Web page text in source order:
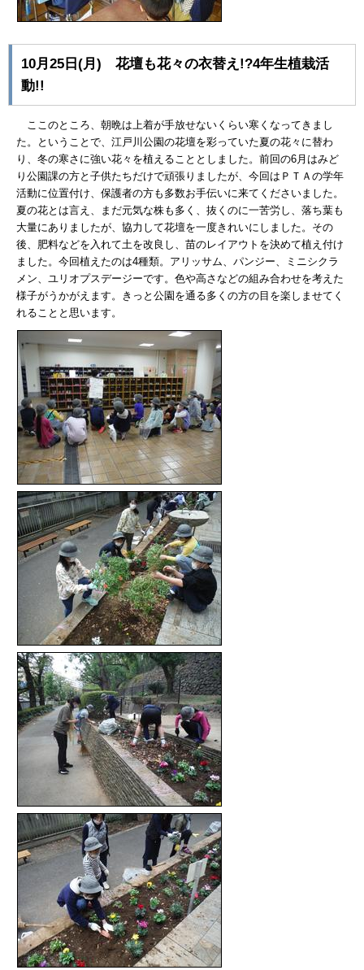
10月25日(月) 花壇も花々の衣替え!?4年生植栽活
動!!
ここのところ、朝晩は上着が手放せないくらい寒くなってきまし
た。ということで、江戸川公園の花壇を彩っていた夏の花々に替わ
り、冬の寒さに強い花々を植えることとしました。前回の6月はみど
り公園課の方と子供たちだけで頑張りましたが、今回はＰＴＡの学年
活動に位置付け、保護者の方も多数お手伝いに来てくださいました。
夏の花とは言え、まだ元気な株も多く、抜くのに一苦労し、落ち葉も
大量にありましたが、協力して花壇を一度きれいにしました。その
後、肥料などを入れて土を改良し、苗のレイアウトを決めて植え付け
ました。今回植えたのは4種類。アリッサム、パンジー、ミニシクラ
メン、ユリオプスデージーです。色や高さなどの組み合わせを考えた
様子がうかがえます。きっと公園を通る多くの方の目を楽しませてく
れることと思います。